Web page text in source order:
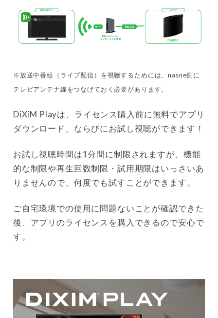
※放送中番組（ライブ配信）を視聴するためには、nasne側に
テレビアンテナ線をつなげておく必要があります。
DiXiM Playは、ライセンス購入前に無料でアプリ
ダウンロード、ならびにお試し視聴ができます！
お試し視聴時間は1分間に制限されますが、機能
的な制限や再生回数制限・試用期限はいっさいあ
りませんので、何度でも試すことができます。
ご自宅環境での使用に問題ないことが確認できた
後、アプリのライセンスを購入できるので安心で
す。